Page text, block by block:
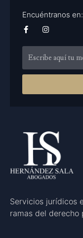
Encuéntranos en:
Servicios jurídicos
ramas del derecho